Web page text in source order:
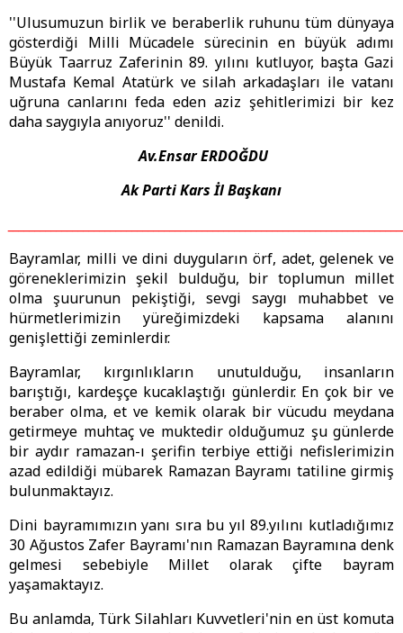
''Ulusumuzun birlik ve beraberlik ruhunu tüm dünyaya
gösterdiği Milli Mücadele sürecinin en büyük adımı
Büyük Taarruz Zaferinin 89. yılını kutluyor, başta Gazi
Mustafa Kemal Atatürk ve silah arkadaşları ile vatanı
uğruna canlarını feda eden aziz şehitlerimizi bir kez
daha saygıyla anıyoruz'' denildi.
Av.Ensar ERDOĞDU
Ak Parti Kars İl Başkanı
Bayramlar, milli ve dini duyguların örf, adet, gelenek ve
göreneklerimizin şekil bulduğu, bir toplumun millet
olma şuurunun pekiştiği, sevgi saygı muhabbet ve
hürmetlerimizin yüreğimizdeki kapsama alanını
genişlettiği zeminlerdir.
Bayramlar, kırgınlıkların unutulduğu, insanların
barıştığı, kardeşçe kucaklaştığı günlerdir. En çok bir ve
beraber olma, et ve kemik olarak bir vücudu meydana
getirmeye muhtaç ve muktedir olduğumuz şu günlerde
bir aydır ramazan-ı şerifin terbiye ettiği nefislerimizin
azad edildiği mübarek Ramazan Bayramı tatiline girmiş
bulunmaktayız.
Dini bayramımızın yanı sıra bu yıl 89.yılını kutladığımız
30 Ağustos Zafer Bayramı'nın Ramazan Bayramına denk
gelmesi sebebiyle Millet olarak çifte bayram
yaşamaktayız.
Bu anlamda, Türk Silahları Kuvvetleri'nin en üst komuta